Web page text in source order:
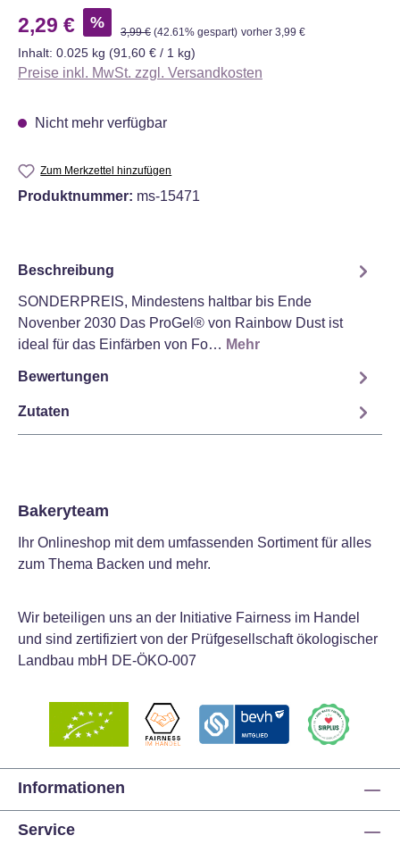
Verkaufspreis:
2,29 € % Regulärer Preis:
3,99 € (42.61% gespart) vorher 3,99 €
Inhalt: 0.025 kg (91,60 € / 1 kg)
Preise inkl. MwSt. zzgl. Versandkosten
Nicht mehr verfügbar
Zum Merkzettel hinzufügen
Produktnummer: ms-15471
Beschreibung
SONDERPREIS, Mindestens haltbar bis Ende
Novenber 2030 Das ProGel® von Rainbow Dust ist
ideal für das Einfärben von Fo… Mehr
Bewertungen
Zutaten
Bakeryteam
Ihr Onlineshop mit dem umfassenden Sortiment für alles
zum Thema Backen und mehr.
Wir beteiligen uns an der Initiative Fairness im Handel
und sind zertifiziert von der Prüfgesellschaft ökologischer
Landbau mbH DE-ÖKO-007
Informationen
Service